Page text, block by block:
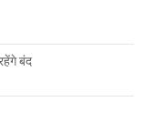
बंद